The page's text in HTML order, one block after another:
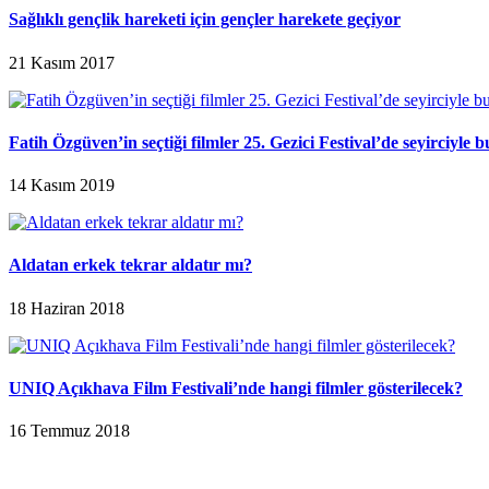
Sağlıklı gençlik hareketi için gençler harekete geçiyor
21 Kasım 2017
Fatih Özgüven’in seçtiği filmler 25. Gezici Festival’de seyirciyle
14 Kasım 2019
Aldatan erkek tekrar aldatır mı?
18 Haziran 2018
UNIQ Açıkhava Film Festivali’nde hangi filmler gösterilecek?
16 Temmuz 2018